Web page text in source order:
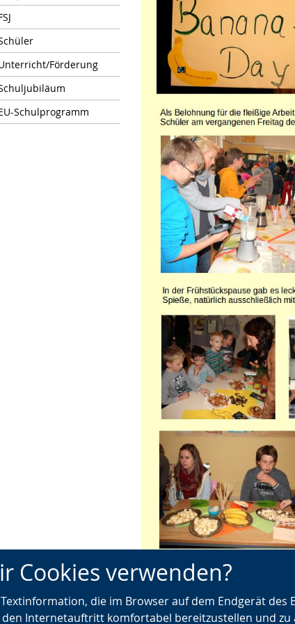
Cookies verwenden?
die im Browser auf dem Endgerät
Internetauftritt komfortabel bereitzustellen und zu
Förderung
Schulprogramm